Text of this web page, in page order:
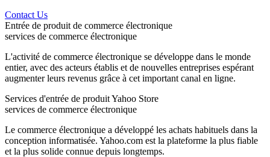
Contact Us
Entrée de produit de commerce électronique
services de commerce électronique
L'activité de commerce électronique se développe dans le monde
entier, avec des acteurs établis et de nouvelles entreprises espérant
augmenter leurs revenus grâce à cet important canal en ligne.
Services d'entrée de produit Yahoo Store
services de commerce électronique
Le commerce électronique a développé les achats habituels dans la
conception informatisée. Yahoo.com est la plateforme la plus fiable
et la plus solide connue depuis longtemps.